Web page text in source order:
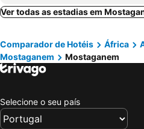
Ghardaïa, Ghardaia Hotéis
Ver todas as estadias em
Comparador de Hotéis África
Mostaganem
Mostaganem
Selecione o seu país